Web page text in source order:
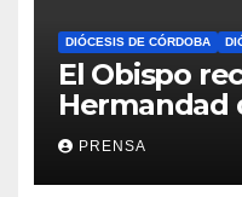
DIÓCESIS DE CÓRDOBA
El Obispo
Hermandad
PRENSA